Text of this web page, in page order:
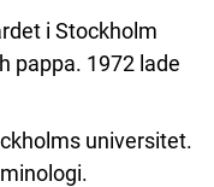
i Stockholm
pappa. 1972 lade
universitet.